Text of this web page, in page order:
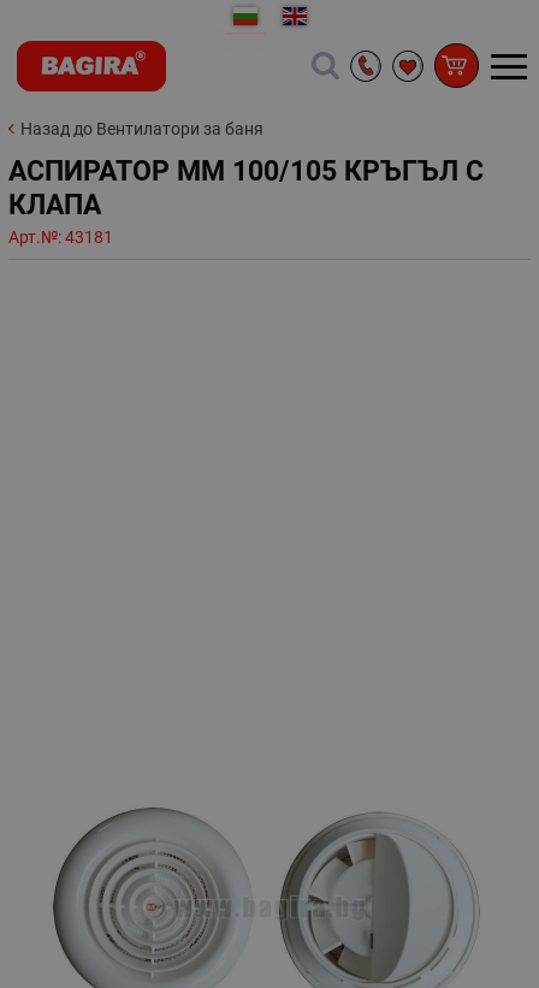
Назад до Вентилатори за баня
АСПИРАТОР ММ 100/105 КРЪГЪЛ С
КЛАПА
Арт.№:43181